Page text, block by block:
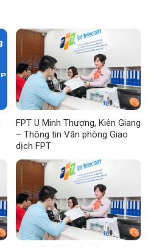
FPT U Minh Thượng, Kiên Giang
– Thông tin Văn phòng Giao
dịch FPT